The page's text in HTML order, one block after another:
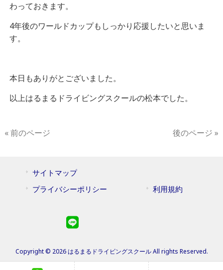
わっておきます。
4年後のワールドカップもしっかり応援したいと思いま
す。
本日もありがとございました。
以上はるまるドライビングスクールの松本でした。
« 前のページ 後のページ »
サイトマップ
プライバシーポリシー
利用規約
Copyright © 2026 はるまるドライビングスクール All rights Reserved.